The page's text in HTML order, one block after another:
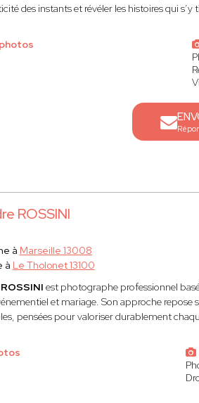
des instants et révéler les histoires qui s’y
ROSSINI
à Marseille 13008
à Le Tholonet 13100
est photographe professionnel
et mariage. Son approche repose
pensées pour valoriser durablement